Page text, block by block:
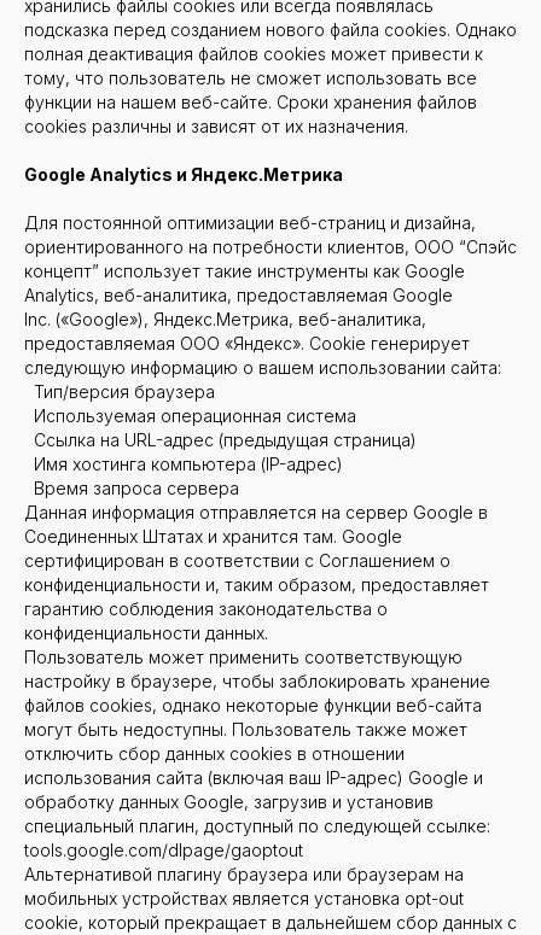
хранились файлы cookies или всегда появлялась
подсказка перед созданием нового файла cookies. Однако
полная деактивация файлов cookies может привести к
тому, что пользователь не сможет использовать все
функции на нашем веб-сайте. Сроки хранения файлов
cookies различны и зависят от их назначения.
Google Analytics и Яндекс.Метрика
Для постоянной оптимизации веб-страниц и дизайна,
ориентированного на потребности клиентов, ООО “Спэйс
концепт” использует такие инструменты как Google
Analytics, веб-аналитика, предоставляемая Google
Inc. («Google»), Яндекс.Метрика, веб-аналитика,
предоставляемая ООО «Яндекс». Cookie генерирует
следующую информацию о вашем использовании сайта:
Тип/версия браузера
Используемая операционная система
Ссылка на URL-адрес (предыдущая страница)
Имя хостинга компьютера (IP-адрес)
Время запроса сервера
Данная информация отправляется на сервер Google в
Соединенных Штатах и хранится там. Google
сертифицирован в соответствии с Соглашением о
конфиденциальности и, таким образом, предоставляет
гарантию соблюдения законодательства о
конфиденциальности данных.
Пользователь может применить соответствующую
настройку в браузере, чтобы заблокировать хранение
файлов cookies, однако некоторые функции веб-сайта
могут быть недоступны. Пользователь также может
отключить сбор данных cookies в отношении
использования сайта (включая ваш IP-адрес) Google и
обработку данных Google, загрузив и установив
специальный плагин, доступный по следующей ссылке:
tools.google.com/dlpage/gaoptout
Альтернативой плагину браузера или браузерам на
мобильных устройствах является установка opt-out
cookie, который прекращает в дальнейшем сбор данных с